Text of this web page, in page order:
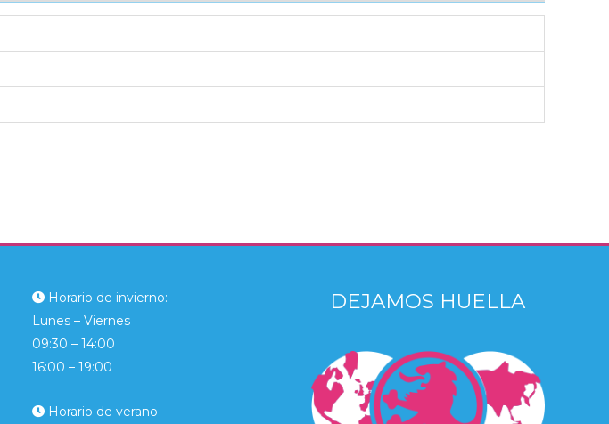
Horario de invierno:
Lunes – Viernes
09:30 – 14:00
16:00 – 19:00
Horario de verano
DEJAMOS HUELLA